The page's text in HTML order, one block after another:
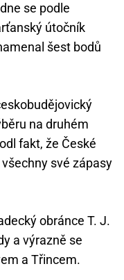
se podle
útočník
šest bodů
na druhém
fakt, že České
své zápasy
obránce T. J.
a výrazně se
a Třincem.